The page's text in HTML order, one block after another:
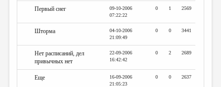
Первый снег
09-10-2006
07:22:22
0 1 2569
Шторма
04-10-2006
21:09:49
0 0 3441
Нет расписаний, дел
привычных нет
22-09-2006
16:42:42
0 2 2689
Еще
16-09-2006
21:05:23
0 0 2637